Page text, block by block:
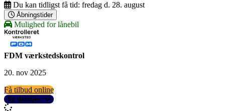
Du kan tidligst få tid: fredag d. 28. august
Åbningstider
Mulighed for lånebil
FDM værkstedskontrol
20. nov 2025
Få tilbud online
Se detaljer